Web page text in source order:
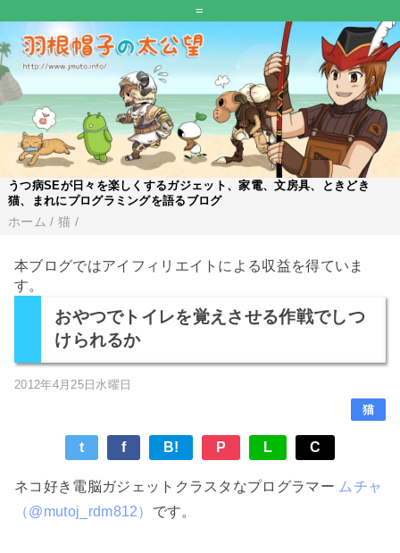
=
うつ病SEが日々を楽しくするガジェット、家電、文房具、ときどき
猫、まれにプログラミングを語るブログ
ホーム / 猫 /
本ブログではアイフィリエイトによる収益を得ていま
す。
おやつでトイレを覚えさせる作戦でしつ
けられるか
2012年4月25日水曜日
猫
t f B! P L C
ネコ好き電脳ガジェットクラスタなプログラマー ムチャ
（@mutoj_rdm812） です。